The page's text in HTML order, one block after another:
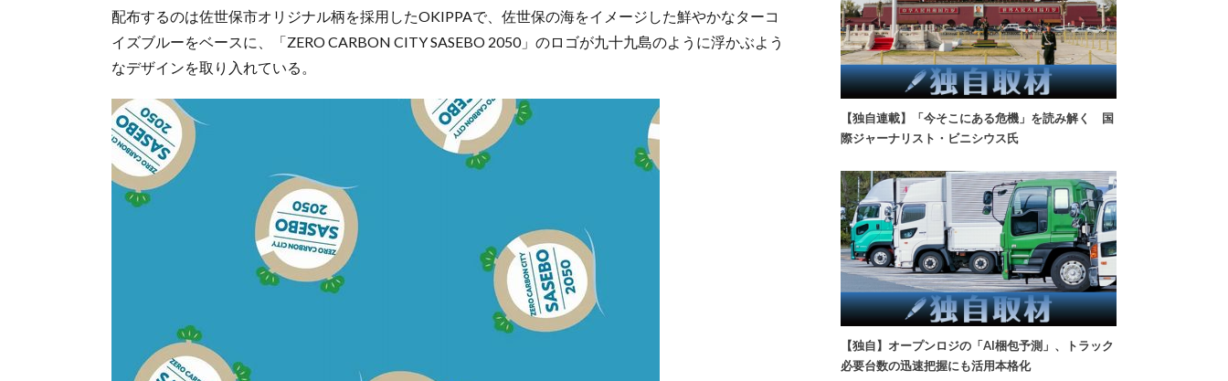
配布するのは佐世保市オリジナル柄を採用したOKIPPAで、佐世保の海をイメージした鮮やかなターコ
イズブルーをベースに、「ZERO CARBON CITY SASEBO 2050」のロゴが九十九島のように浮かぶよう
なデザインを取り入れている。
【独自連載】「今そこにある危機」を読み解く 国
際ジャーナリスト・ビニシウス氏
【独自】オープンロジの「AI梱包予測」、トラック
必要台数の迅速把握にも活用本格化